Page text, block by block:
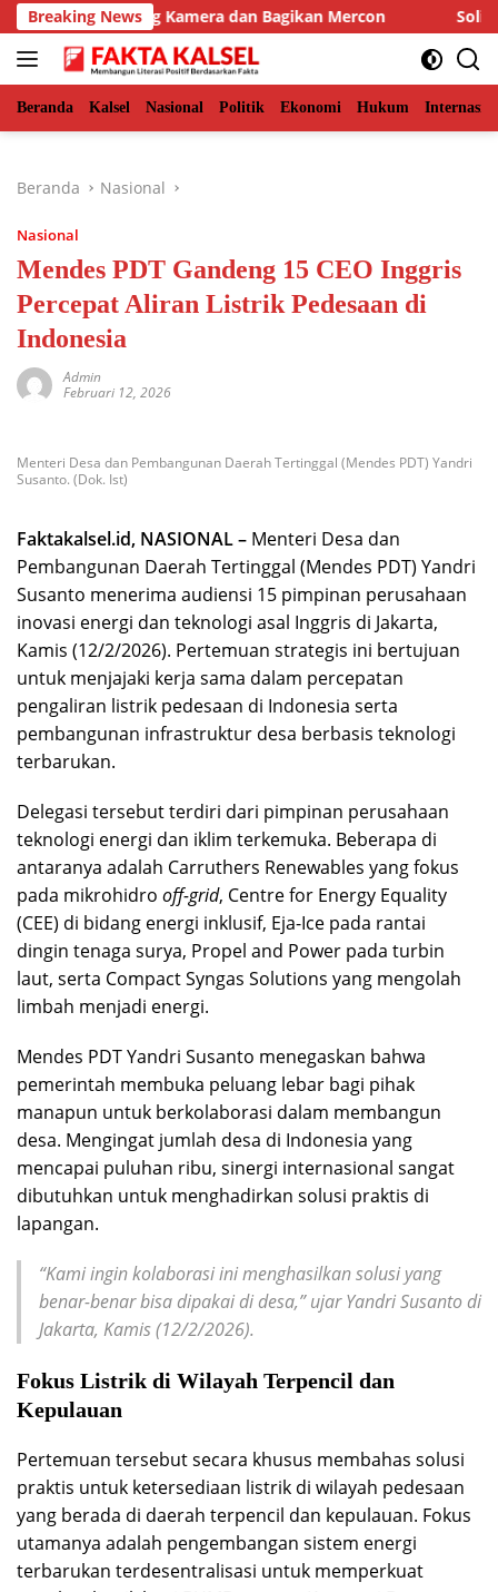
Langsung
ke
konten
Breaking News
Pasang Kamera dan Bagikan Mercon Solid
Beranda Kalsel Nasional Politik Ekonomi Hukum
Beranda Nasional
Nasional
Mendes PDT Gandeng 15 CEO Inggris
Percepat Aliran Listrik Pedesaan di
Indonesia
Admin
Februari 12, 2026
Menteri Desa dan Pembangunan Daerah Tertinggal (Mendes PDT) Yandri
Susanto. (Dok. Ist)
Faktakalsel.id, NASIONAL – Menteri Desa dan
Pembangunan Daerah Tertinggal (Mendes PDT) Yandri
Susanto menerima audiensi 15 pimpinan perusahaan
inovasi energi dan teknologi asal Inggris di Jakarta,
Kamis (12/2/2026). Pertemuan strategis ini bertujuan
untuk menjajaki kerja sama dalam percepatan
pengaliran listrik pedesaan di Indonesia serta
pembangunan infrastruktur desa berbasis teknologi
terbarukan.
Delegasi tersebut terdiri dari pimpinan perusahaan
teknologi energi dan iklim terkemuka. Beberapa di
antaranya adalah Carruthers Renewables yang fokus
pada mikrohidro off-grid, Centre for Energy Equality
(CEE) di bidang energi inklusif, Eja-Ice pada rantai
dingin tenaga surya, Propel and Power pada turbin
laut, serta Compact Syngas Solutions yang mengolah
limbah menjadi energi.
Mendes PDT Yandri Susanto menegaskan bahwa
pemerintah membuka peluang lebar bagi pihak
manapun untuk berkolaborasi dalam membangun
desa. Mengingat jumlah desa di Indonesia yang
mencapai puluhan ribu, sinergi internasional sangat
dibutuhkan untuk menghadirkan solusi praktis di
lapangan.
“Kami ingin kolaborasi ini menghasilkan solusi yang
benar-benar bisa dipakai di desa,” ujar Yandri Susanto di
Jakarta, Kamis (12/2/2026).
Fokus Listrik di Wilayah Terpencil dan
Kepulauan
Pertemuan tersebut secara khusus membahas solusi
praktis untuk ketersediaan listrik di wilayah pedesaan
yang berada di daerah terpencil dan kepulauan. Fokus
utamanya adalah pengembangan sistem energi
terbarukan terdesentralisasi untuk memperkuat